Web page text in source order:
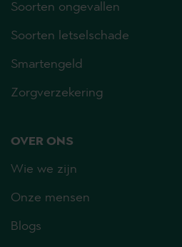
Soorten ongevallen
Soorten letselschade
Smartengeld
Zorgverzekering
OVER ONS
Wie we zijn
Onze mensen
Blogs